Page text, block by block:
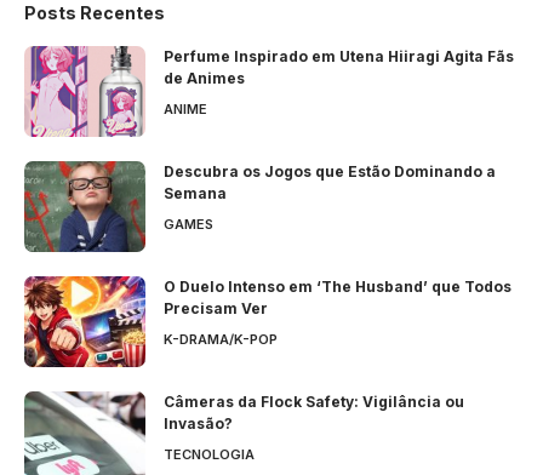
Posts Recentes
Perfume Inspirado em Utena Hiiragi Agita Fãs
de Animes
ANIME
Descubra os Jogos que Estão Dominando a
Semana
GAMES
O Duelo Intenso em ‘The Husband’ que Todos
Precisam Ver
K-DRAMA/K-POP
Câmeras da Flock Safety: Vigilância ou
Invasão?
TECNOLOGIA